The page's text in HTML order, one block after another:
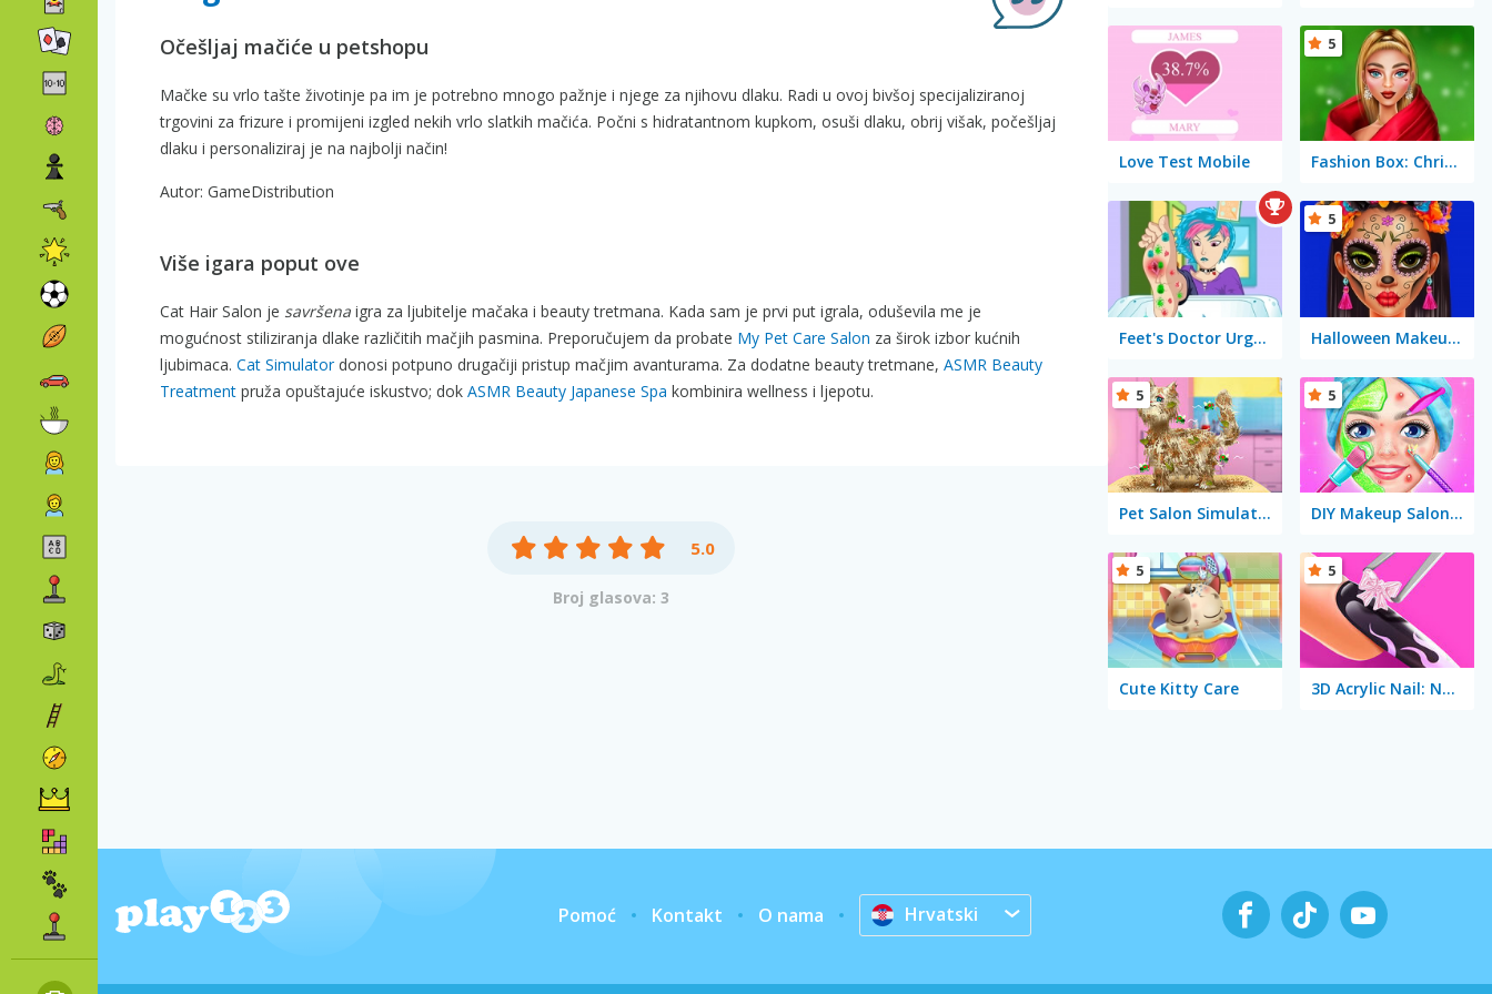
Očešljaj mačiće u petshopu
Mačke su vrlo tašte životinje pa im je potrebno mnogo pažnje i njege za njihovu dlaku. Radi u ovoj bivšoj specijaliziranoj
trgovini za frizure i promijeni izgled nekih vrlo slatkih mačića. Počni s hidratantnom kupkom, osuši dlaku, obrij višak, počešljaj
dlaku i personaliziraj je na najbolji način!
Autor: GameDistribution
Više igara poput ove
Cat Hair Salon je savršena igra za ljubitelje mačaka i beauty tretmana. Kada sam je prvi put igrala, oduševila me je
mogućnost stiliziranja dlake različitih mačjih pasmina. Preporučujem da probate My Pet Care Salon za širok izbor kućnih
ljubimaca. Cat Simulatordonosi potpuno drugačiji pristup mačjim avanturama. Za dodatne beauty tretmane, ASMR Beauty
Treatment pruža opuštajuće iskustvo; dok ASMR Beauty Japanese Spa kombinira wellness i ljepotu.
5.0
Broj glasova: 3
Love Test Mobile Fashion Box: Christmas Diva
5
Feet's Doctor Urgent Care Halloween Makeup Trends
5
Pet Salon Simulator
5
DIY Makeup Salon: SPA Makeover Studio
5
Cute Kitty Care
5
3D Acrylic Nail: Nail Art Game
5
Pomoć Kontakt O nama Hrvatski